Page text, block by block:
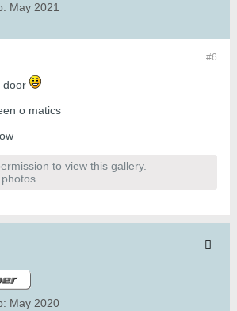
May 2021
#6
door
o matics
to view this gallery.
May 2020